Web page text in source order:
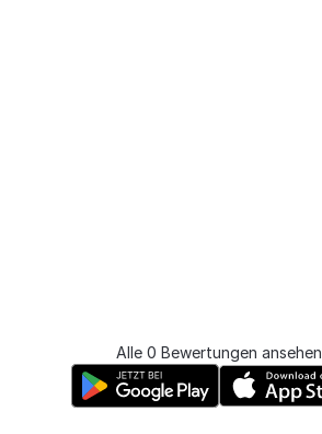
Alle 0 Bewertungen ansehen